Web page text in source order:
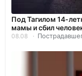
Под Тагилом 14-
мамы и сбил
08.08